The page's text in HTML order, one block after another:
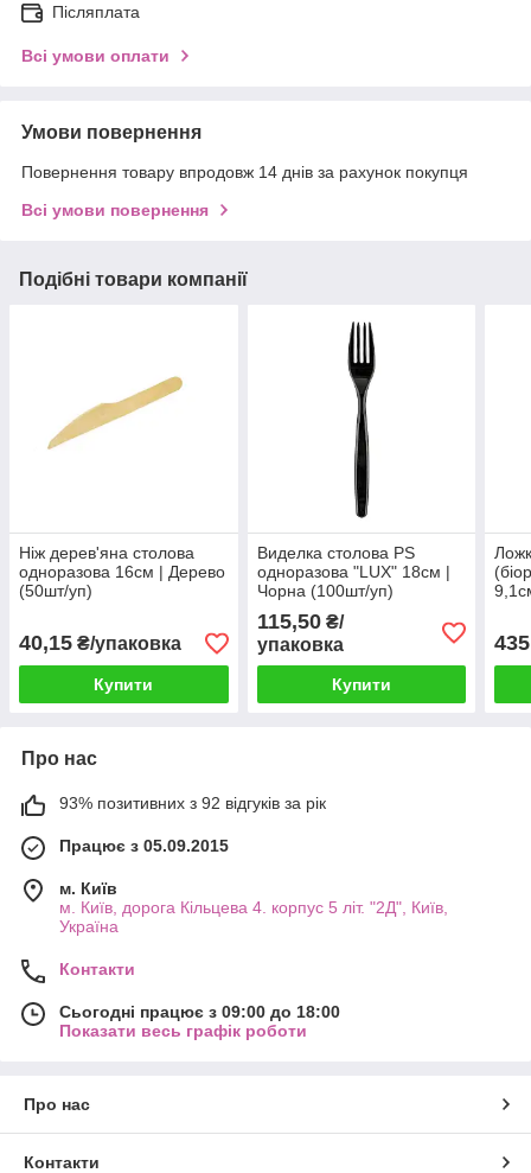
Післяплата
Всі умови оплати
Умови повернення
Повернення товару впродовж 14 днів за рахунок покупця
Всі умови повернення
Подібні товари компанії
Ніж дерев'яна столова
одноразова 16см | Дерево
(50шт/уп)
40,15 ₴/упаковка
Купити
Виделка столова PS
одноразова "LUX" 18см |
Чорна (100шт/уп)
115,50₴/
упаковка
Купити
435
Про нас
93% позитивних з 92 відгуків за рік
Працює з 05.09.2015
м. Київ
м. Київ, дорога Кільцева 4. корпус 5 літ. "2Д", Київ,
Україна
Контакти
Сьогодні працює з 09:00 до 18:00
Показати весь графік роботи
Про нас
Контакти